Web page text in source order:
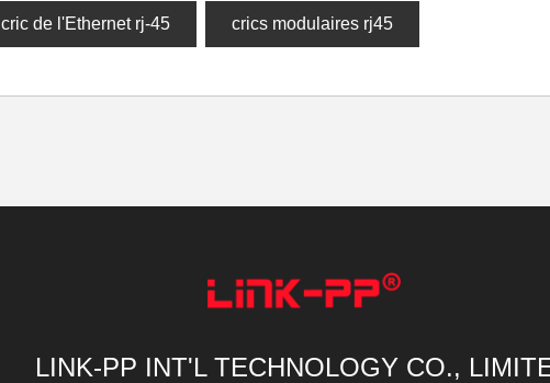
cric de l'Ethernet rj-45 crics modulaires rj45
LINK-PP INT'L TECHNOLOGY CO.,